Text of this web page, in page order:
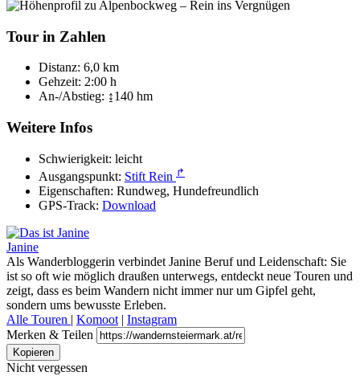
Tour in Zahlen
Distanz: 6,0 km
Gehzeit: 2:00 h
An-/Abstieg: ↨140 hm
Weitere Infos
Schwierigkeit: leicht
Ausgangspunkt: Stift Rein ↱
Eigenschaften: Rundweg, Hundefreundlich
GPS-Track: Download
Janine
Als Wanderbloggerin verbindet Janine Beruf und Leidenschaft: Sie
ist so oft wie möglich draußen unterwegs, entdeckt neue Touren und
zeigt, dass es beim Wandern nicht immer nur um Gipfel geht,
sondern ums bewusste Erleben.
Alle Touren | Komoot | Instagram
Merken & Teilen
Kopieren
Nicht vergessen